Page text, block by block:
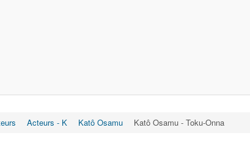
Acteurs - K Katô Osamu Katô Osamu - Toku-Onna